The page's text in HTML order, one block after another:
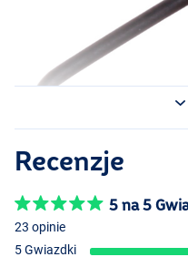
Recenzje
5 na 5
23 opinie
5 Gwiazdki